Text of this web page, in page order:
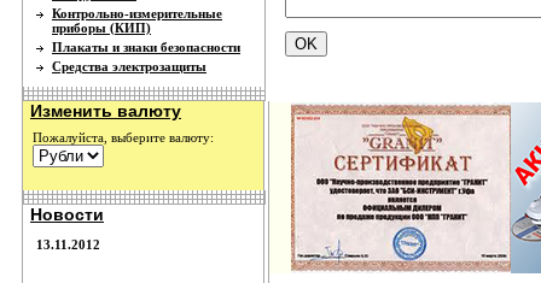
Контрольно-измерительные
приборы (КИП)
Плакаты и знаки безопасности
Средства электрозащиты
Изменить валюту
Пожалуйста, выберите валюту:
Новости
13.11.2012